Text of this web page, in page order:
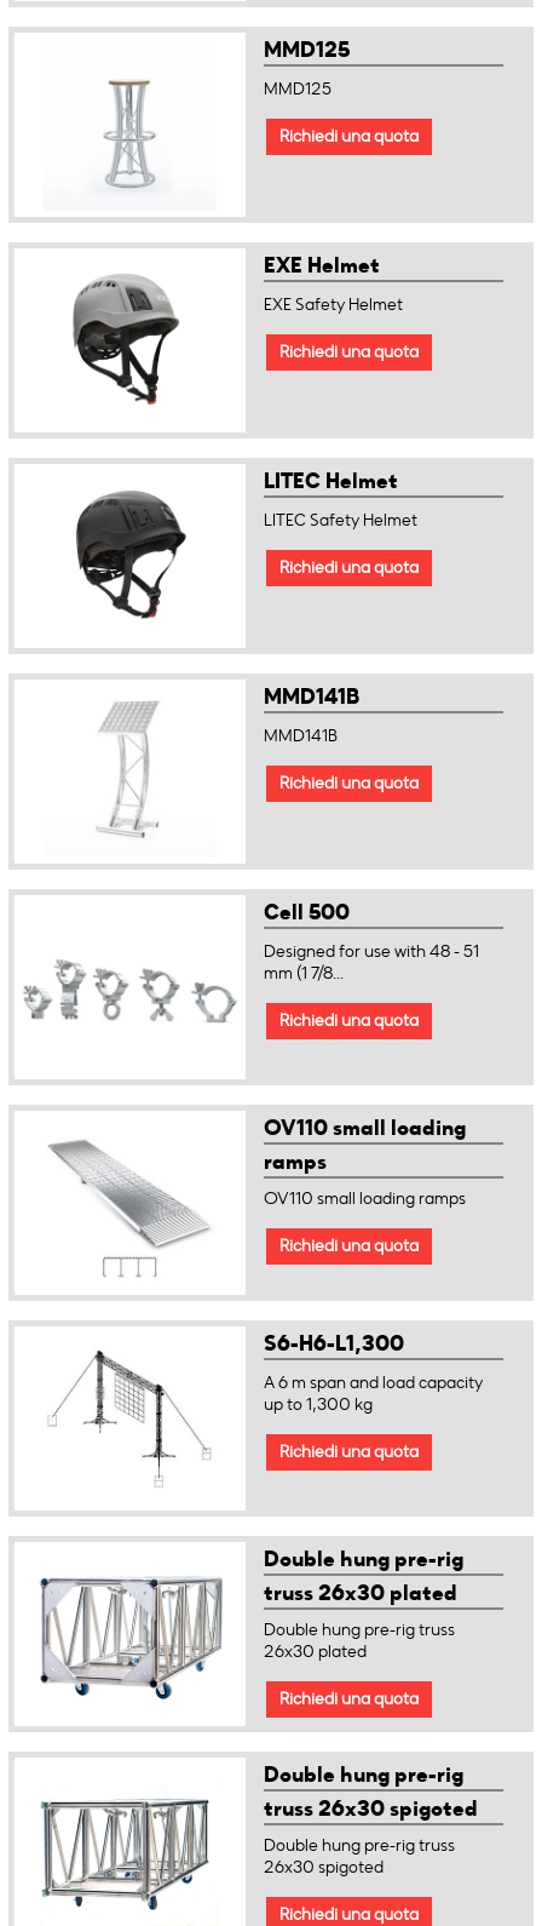
MMD125
MMD125
Richiedi una quota
EXE Helmet
EXE Safety Helmet
Richiedi una quota
LITEC Helmet
LITEC Safety Helmet
Richiedi una quota
MMD141B
MMD141B
Richiedi una quota
Cell 500
Designed for use with 48 - 51
mm (1 7/8...
Richiedi una quota
OV110 small loading
ramps
OV110 small loading ramps
Richiedi una quota
S6-H6-L1,300
A 6 m span and load capacity
up to 1,300 kg
Richiedi una quota
Double hung pre-rig
truss 26x30 plated
Double hung pre-rig truss
26x30 plated
Richiedi una quota
Double hung pre-rig
truss 26x30 spigoted
Double hung pre-rig truss
26x30 spigoted
Richiedi una quota